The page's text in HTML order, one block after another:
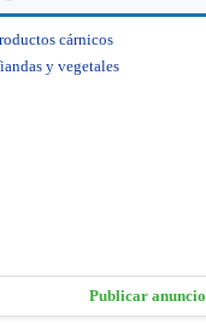
cárnicos
y vegetales
Publicar anuncio